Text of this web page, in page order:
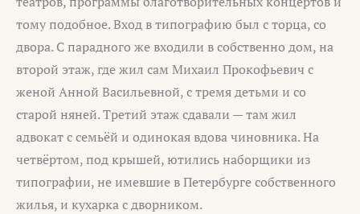
тому подобное. Вход в типографию был с торца, со
двора. С парадного же входили в собственно дом, на
второй этаж, где жил сам Михаил Прокофьевич с
женой Анной Васильевной, с тремя детьми и со
старой няней. Третий этаж сдавали — там жил
адвокат с семьёй и одинокая вдова чиновника. На
четвёртом, под крышей, ютились наборщики из
типографии, не имевшие в Петербурге собственного
жилья, и кухарка с дворником.